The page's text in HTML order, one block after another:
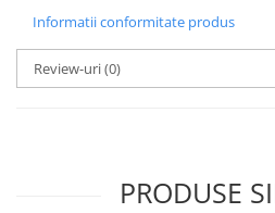
Informatii conformitate produs
Review-uri(0)
PRODUSE